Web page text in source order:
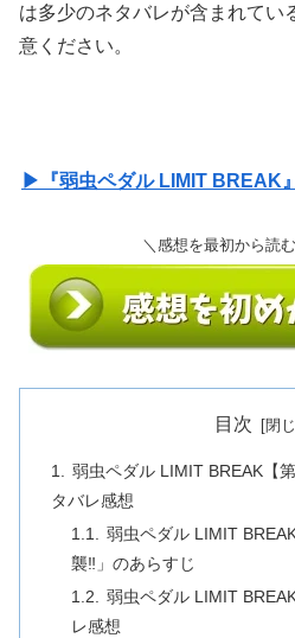
は多少のネタバレが含まれてい
意ください。
▶『弱虫ペダル LIMIT BREAK
＼感想を最初から読
目次
弱虫ペダル LIMIT BREAK【
タバレ感想
弱虫ペダル LIMIT
襲‼」のあらすじ
弱虫ペダル LIMIT
レ感想